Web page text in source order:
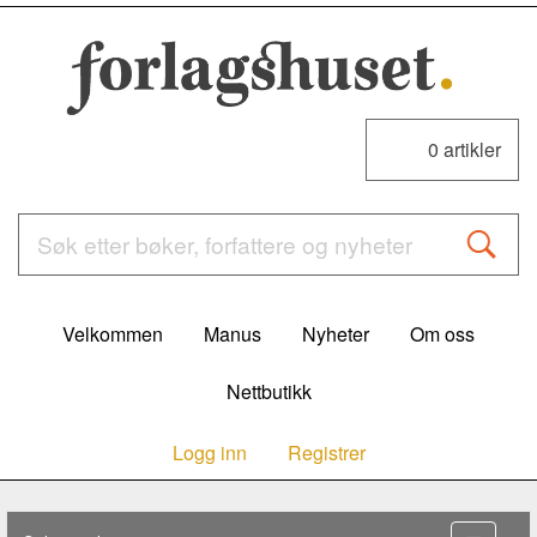
0 artikler
Velkommen Manus Nyheter Om oss
Nettbutikk
Logg inn Registrer